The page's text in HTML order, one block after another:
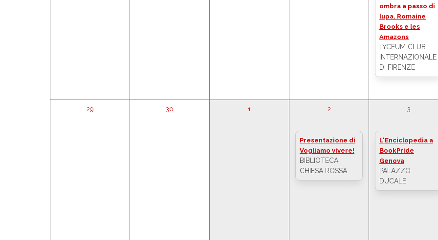
ombra a passo di
lupa. Romaine
Brooks e les
Amazons
LYCEUM CLUB
INTERNAZIONALE
DI FIRENZE
29 30 1 2
Presentazione di
Vogliamo vivere!
BIBLIOTECA
CHIESA ROSSA
3
L'Enciclopedia a
BookPride
Genova
PALAZZO
DUCALE